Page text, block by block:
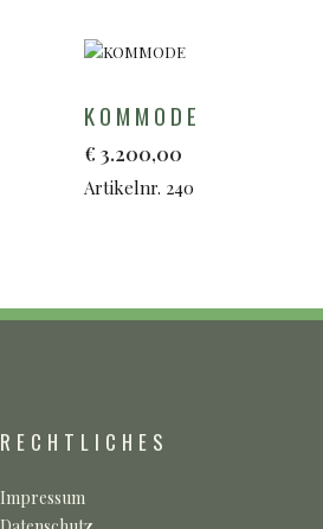
KOMMODE
€ 3.200,00
Artikelnr. 240
RECHTLICHES
Impressum